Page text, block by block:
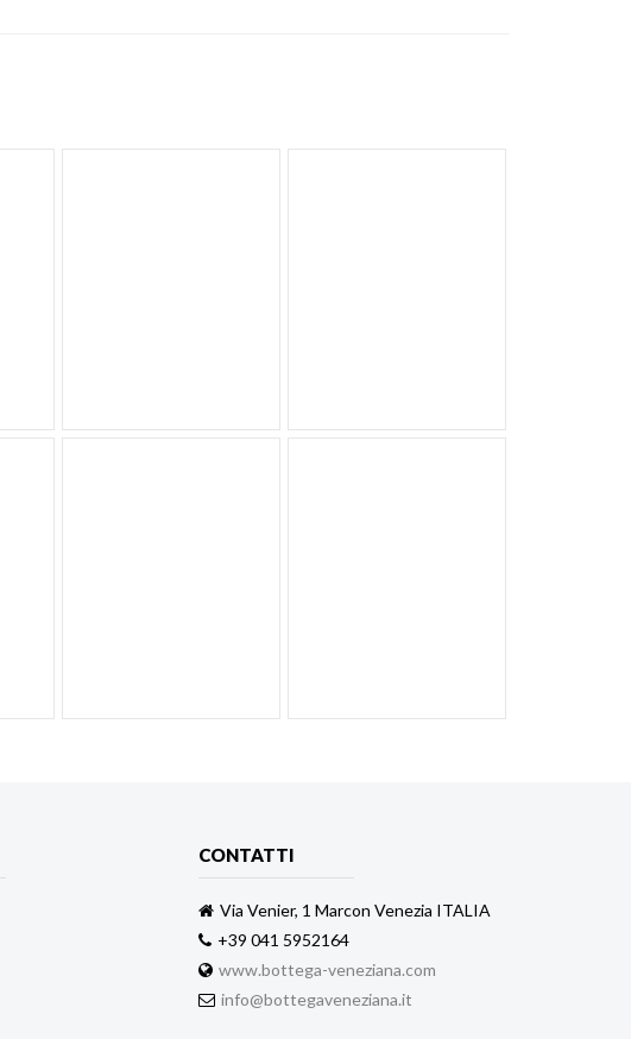
CONTATTI
Via Venier, 1 Marcon Venezia ITALIA
+39 041 5952164
www.bottega-veneziana.com
info@bottegaveneziana.it